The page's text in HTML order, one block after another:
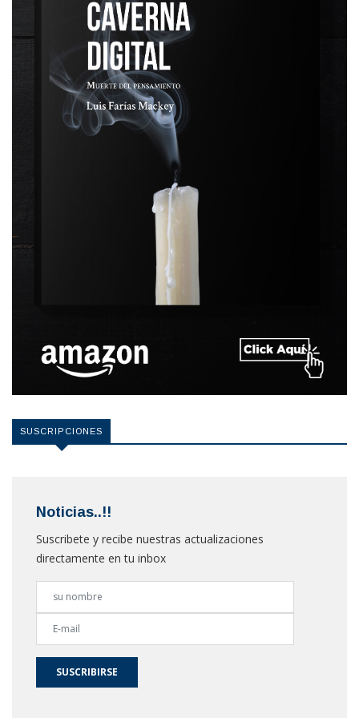
SUSCRIPCIONES
Noticias..!!
Suscribete y recibe nuestras actualizaciones
directamente en tu inbox
SUSCRIBIRSE